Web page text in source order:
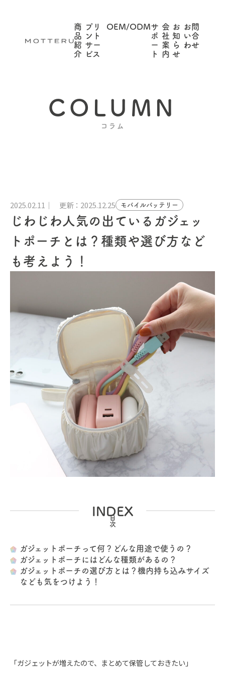
商
品
紹
介
プリ
ント
サー
ビス
OEM/ODMサ
ポ
ー
ト
会
社
案
内
お
知
ら
せ
お問
い合
わせ
COLUMN
コラム
2025.02.11 更新：2025.12.25 モバイルバッテリー
じわじわ人気の出ているガジェッ
トポーチとは？種類や選び方など
も考えよう！
INDEX
ガジェットポーチって何？どんな用途で使うの？
ガジェットポーチにはどんな種類があるの？
ガジェットポーチの選び方とは？機内持ち込みサイズ
なども気をつけよう！
「ガジェットが増えたので、まとめて保管しておきたい」